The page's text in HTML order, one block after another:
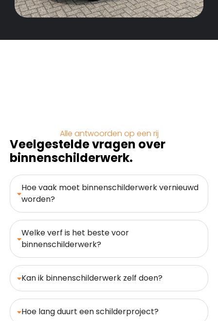
Alle antwoorden op een rij
Veelgestelde vragen over
binnenschilderwerk.
Hoe vaak moet binnenschilderwerk vernieuwd
worden?
Welke verf is het beste voor
binnenschilderwerk?
Kan ik binnenschilderwerk zelf doen?
Hoe lang duurt een schilderproject?